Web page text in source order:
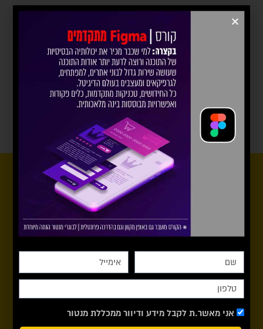
חשוב לדעת!
בואו להכיר אותנו מקרוב. אנחנו ממליצים בחום להשתתף
בשיעור נסיון ללא תשלום וללא התחייבות, להגיע למכללה,
במידה ותרצו,תמיד תוכלו לתאם פגישה עם אחד ממנהלי
המחלקות.
ניתן לתרגל במכללה בימים א-ה בכל שעות היום – ללא כל
מגבלה.
אני מאשר.ת לקבל מידע ודיוור ממכללת מנטור